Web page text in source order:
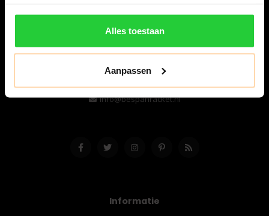
Alles toestaan
Aanpassen
Snijdersstraat 6
8224 AA Lelystad
Nederland
06-57276080
info@bespanracket.nl
Informatie